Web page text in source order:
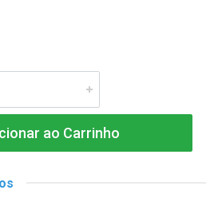
ao Carrinho